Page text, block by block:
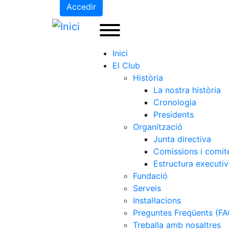
Accedir
Inici
El Club
Història
La nostra història
Cronologia
Presidents
Organització
Junta directiva
Comissions i
Estructura
Fundació
Serveis
Instal·lacions
Preguntes Freqüents
Treballa amb nosaltres